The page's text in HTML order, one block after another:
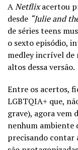
ANetflixacertou
desde “Julie and
de séries teens
o sexto episódio,
medley incrível de
altos dessa versão.
Entre os acertos,
LGBTQIA+ que,
grave), agora vem
nenhum ambiente
precisando contar